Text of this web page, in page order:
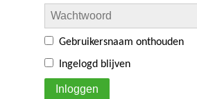
Gebruikersnaam onthouden
Ingelogd blijven
Inloggen